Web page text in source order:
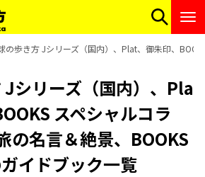
の歩き方 Jシリーズ（国内）、Plat、御朱印、
シリーズ（国内）、Pla
スペシャルコラ
の名言＆絶景、BOOKS
イドブック一覧